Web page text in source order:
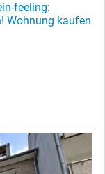
feeling:
Wohnung kaufen